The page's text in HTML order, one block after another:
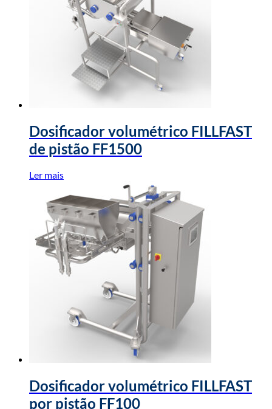
Dosificador volumétrico FILLFAST
de pistão FF1500
Ler mais
Dosificador volumétrico FILLFAST
por pistão FF100